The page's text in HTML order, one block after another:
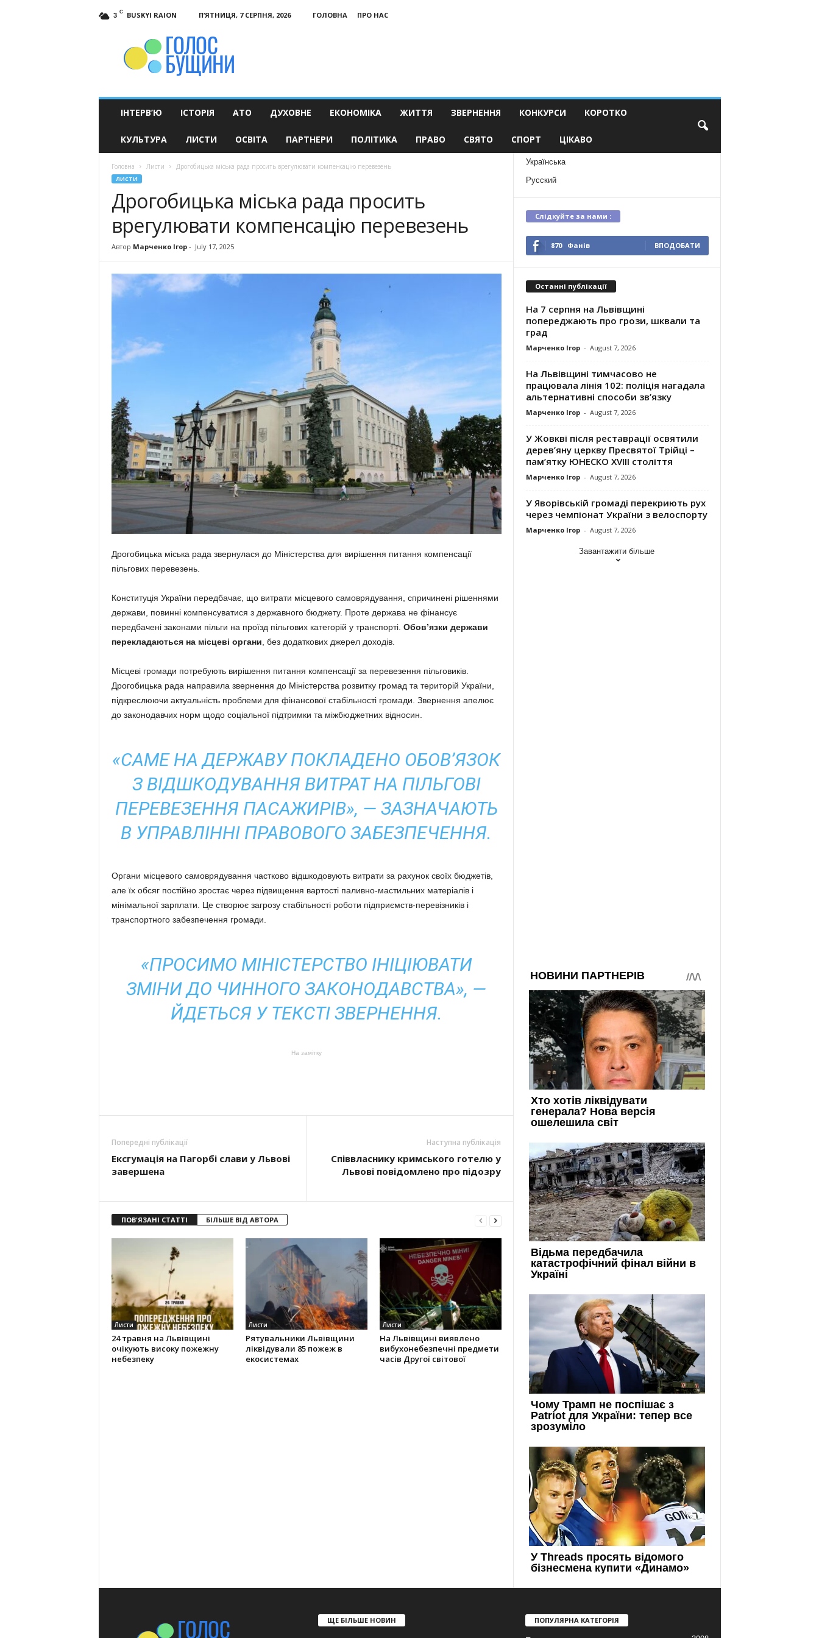
3 C BUSKYI RAION П’ЯТНИЦЯ, 7 СЕРПНЯ, 2026 ГОЛОВНА
ПРО НАС
ІНТЕРВ’Ю ІСТОРІЯ АТО ДУХОВНЕ ЕКОНОМІКА ЖИТТЯ ЗВЕРНЕННЯ КОНКУРСИ КОРОТКО
КУЛЬТУРА ЛИСТИ ОСВІТА ПАРТНЕРИ ПОЛІТИКА ПРАВО СВЯТО СПОРТ ЦІКАВО
Головна Листи Дрогобицька міська рада просить врегулювати компенсацію перевезень
ЛИСТИ
Дрогобицька міська рада просить
врегулювати компенсацію перевезень
Автор Марченко Ігор- July 17, 2025
Дрогобицька міська рада звернулася до Міністерства для вирішення питання компенсації
пільгових перевезень.
Конституція України передбачає, що витрати місцевого самоврядування, спричинені рішеннями
держави, повинні компенсуватися з державного бюджету. Проте держава не фінансує
передбачені законами пільги на проїзд пільгових категорій у транспорті. Обов’язки держави
перекладаються на місцеві органи , без додаткових джерел доходів.
Місцеві громади потребують вирішення питання компенсації за перевезення пільговиків.
Дрогобицька рада направила звернення до Міністерства розвитку громад та територій України,
підкреслюючи актуальність проблеми для фінансової стабільності громади. Звернення апелює
до законодавчих норм щодо соціальної підтримки та міжбюджетних відносин.
«САМЕ НА ДЕРЖАВУ ПОКЛАДЕНО ОБОВ’ЯЗОК
З ВІДШКОДУВАННЯ ВИТРАТ НА ПІЛЬГОВІ
ПЕРЕВЕЗЕННЯ ПАСАЖИРІВ», — ЗАЗНАЧАЮТЬ
В УПРАВЛІННІ ПРАВОВОГО ЗАБЕЗПЕЧЕННЯ.
Органи місцевого самоврядування частково відшкодовують витрати за рахунок своїх бюджетів,
але їх обсяг постійно зростає через підвищення вартості паливно-мастильних матеріалів і
мінімальної зарплати. Це створює загрозу стабільності роботи підприємств-перевізників і
транспортного забезпечення громади.
«ПРОСИМО МІНІСТЕРСТВО ІНІЦІЮВАТИ
ЗМІНИ ДО ЧИННОГО ЗАКОНОДАВСТВА», —
ЙДЕТЬСЯ У ТЕКСТІ ЗВЕРНЕННЯ.
На замітку
Попередні публікації
Ексгумація на Пагорбі слави у Львові
завершена
Наступна публікація
Співвласнику кримського готелю у
Львові повідомлено про підозру
ПОВ'ЯЗАНІ СТАТТІ БІЛЬШЕ ВІД АВТОРА
Листи
24 травня на Львівщині
очікують високу пожежну
небезпеку
Листи
Рятувальники Львівщини
ліквідували 85 пожеж в
екосистемах
Листи
На Львівщині виявлено
вибухонебезпечні предмети
часів Другої світової
Українська
Русский
Слідкуйте за нами :
870 Фанів ВПОДОБАТИ
Останні публікації
На 7 серпня на Львівщині
попереджають про грози, шквали та
град
Марченко Ігор - August 7, 2026
На Львівщині тимчасово не
працювала лінія 102: поліція нагадала
альтернативні способи зв’язку
Марченко Ігор - August 7, 2026
У Жовкві після реставрації освятили
дерев’яну церкву Пресвятої Трійці –
пам’ятку ЮНЕСКО XVIII століття
Марченко Ігор - August 7, 2026
У Яворівській громаді перекриють рух
через чемпіонат України з велоспорту
Марченко Ігор - August 7, 2026
Завантажити більше
ЩЕ БІЛЬШЕ НОВИН ПОПУЛЯРНА КАТЕГОРІЯ